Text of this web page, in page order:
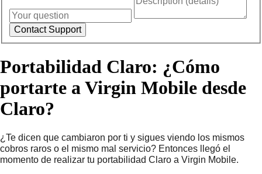
Portabilidad Claro: ¿Cómo
portarte a Virgin Mobile desde
Claro?
¿Te dicen que cambiaron por ti y sigues viendo los mismos
cobros raros o el mismo mal servicio? Entonces llegó el
momento de realizar tu portabilidad Claro a Virgin Mobile.